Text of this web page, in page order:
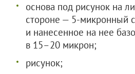
основа под рисунок на
стороне — 5-микронный
и нанесенное на нее
в 15–20 микрон;
рисунок;